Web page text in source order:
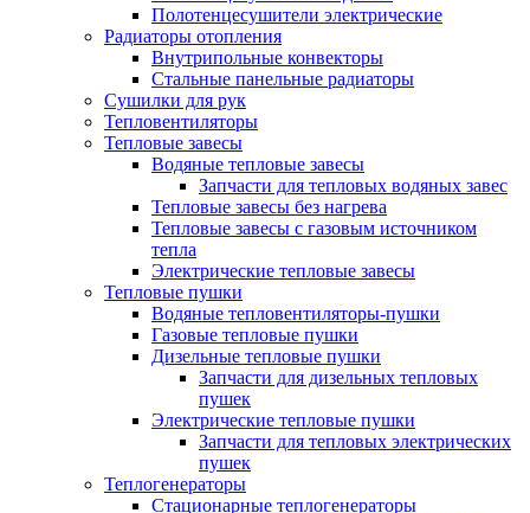
Полотенцесушители электрические
Радиаторы отопления
Внутрипольные конвекторы
Стальные панельные радиаторы
Сушилки для рук
Тепловентиляторы
Тепловые завесы
Водяные тепловые завесы
Запчасти для тепловых водяных завес
Тепловые завесы без нагрева
Тепловые завесы с газовым источником
тепла
Электрические тепловые завесы
Тепловые пушки
Водяные тепловентиляторы-пушки
Газовые тепловые пушки
Дизельные тепловые пушки
Запчасти для дизельных тепловых
пушек
Электрические тепловые пушки
Запчасти для тепловых электрических
пушек
Теплогенераторы
Cтационарные теплогенераторы